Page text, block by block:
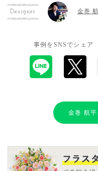
Designer 金巻
事例をSNSでシェア
金巻 航